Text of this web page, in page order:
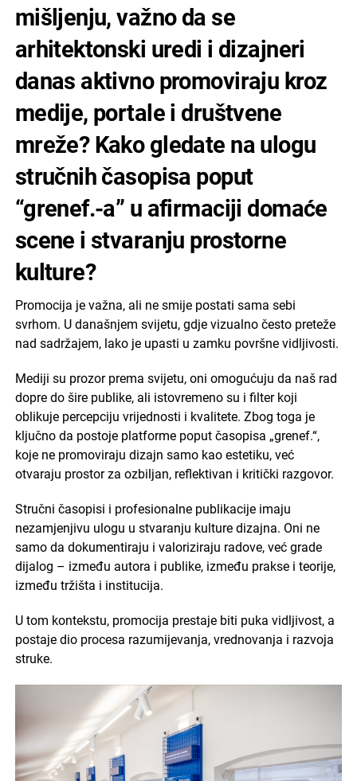
mišljenju, važno da se
arhitektonski uredi i dizajneri
danas aktivno promoviraju kroz
medije, portale i društvene
mreže? Kako gledate na ulogu
stručnih časopisa poput
“grenef.-a” u afirmaciji domaće
scene i stvaranju prostorne
kulture?
Promocija je važna, ali ne smije postati sama sebi
svrhom. U današnjem svijetu, gdje vizualno često preteže
nad sadržajem, lako je upasti u zamku površne vidljivosti.
Mediji su prozor prema svijetu, oni omogućuju da naš rad
dopre do šire publike, ali istovremeno su i filter koji
oblikuje percepciju vrijednosti i kvalitete. Zbog toga je
ključno da postoje platforme poput časopisa „grenef.“,
koje ne promoviraju dizajn samo kao estetiku, već
otvaraju prostor za ozbiljan, reflektivan i kritički razgovor.
Stručni časopisi i profesionalne publikacije imaju
nezamjenjivu ulogu u stvaranju kulture dizajna. Oni ne
samo da dokumentiraju i valoriziraju radove, već grade
dijalog – između autora i publike, između prakse i teorije,
između tržišta i institucija.
U tom kontekstu, promocija prestaje biti puka vidljivost, a
postaje dio procesa razumijevanja, vrednovanja i razvoja
struke.